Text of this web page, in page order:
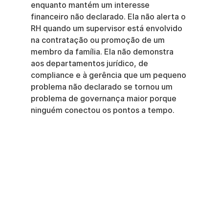
enquanto mantém um interesse
financeiro não declarado. Ela não alerta o
RH quando um supervisor está envolvido
na contratação ou promoção de um
membro da família. Ela não demonstra
aos departamentos jurídico, de
compliance e à gerência que um pequeno
problema não declarado se tornou um
problema de governança maior porque
ninguém conectou os pontos a tempo.